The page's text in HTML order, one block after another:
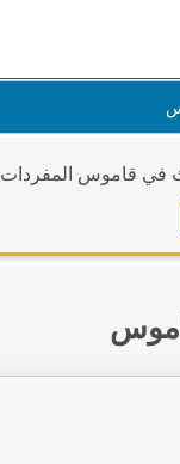
في قاموس المفردات